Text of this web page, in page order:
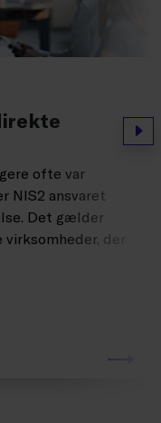
ofte var
NIS2 ansvaret
Det gælder
der